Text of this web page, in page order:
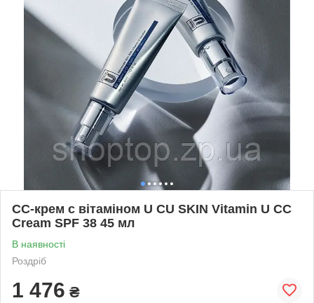
СС-крем с вітаміном U CU SKIN Vitamin U CC
Cream SPF 38 45 мл
В наявності
Роздріб
1 476 ₴